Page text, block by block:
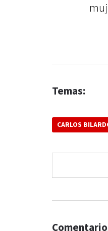
Temas:
CARLOS